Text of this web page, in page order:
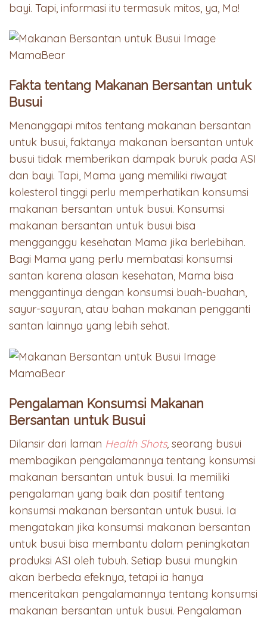
bayi. Tapi, informasi itu termasuk mitos, ya, Ma!
Fakta tentang Makanan Bersantan untuk
Busui
Menanggapi mitos tentang makanan bersantan
untuk busui, faktanya makanan bersantan untuk
busui tidak memberikan dampak buruk pada ASI
dan bayi. Tapi, Mama yang memiliki riwayat
kolesterol tinggi perlu memperhatikan konsumsi
makanan bersantan untuk busui. Konsumsi
makanan bersantan untuk busui bisa
mengganggu kesehatan Mama jika berlebihan.
Bagi Mama yang perlu membatasi konsumsi
santan karena alasan kesehatan, Mama bisa
menggantinya dengan konsumsi buah-buahan,
sayur-sayuran, atau bahan makanan pengganti
santan lainnya yang lebih sehat.
Pengalaman Konsumsi Makanan
Bersantan untuk Busui
Dilansir dari laman Health Shots, seorang busui
membagikan pengalamannya tentang konsumsi
makanan bersantan untuk busui. Ia memiliki
pengalaman yang baik dan positif tentang
konsumsi makanan bersantan untuk busui. Ia
mengatakan jika konsumsi makanan bersantan
untuk busui bisa membantu dalam peningkatan
produksi ASI oleh tubuh. Setiap busui mungkin
akan berbeda efeknya, tetapi ia hanya
menceritakan pengalamannya tentang konsumsi
makanan bersantan untuk busui. Pengalaman